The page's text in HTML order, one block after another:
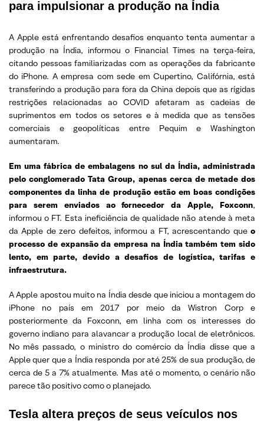
para impulsionar a produção na Índia
A Apple está enfrentando desafios enquanto tenta aumentar a
produção na Índia, informou o Financial Times na terça-feira,
citando pessoas familiarizadas com as operações da fabricante
do iPhone. A empresa com sede em Cupertino, Califórnia, está
transferindo a produção para fora da China depois que as rígidas
restrições relacionadas ao COVID afetaram as cadeias de
suprimentos em todos os setores e à medida que as tensões
comerciais e geopolíticas entre Pequim e Washington
aumentaram.
Em uma fábrica de embalagens no sul da Índia, administrada
pelo conglomerado Tata Group, apenas cerca de metade dos
componentes da linha de produção estão em boas condições
para serem enviados ao fornecedor da Apple, Foxconn,
informou o FT. Esta ineficiência de qualidade não atende à meta
da Apple de zero defeitos, informou a FT, acrescentando que o
processo de expansão da empresa na Índia também tem sido
lento, em parte, devido a desafios de logística, tarifas e
infraestrutura.
A Apple apostou muito na Índia desde que iniciou a montagem do
iPhone no país em 2017 por meio da Wistron Corp e
posteriormente da Foxconn, em linha com os interesses do
governo indiano para alavancar a produção local de eletrônicos.
No mês passado, o ministro do comércio da Índia disse que a
Apple quer que a Índia responda por até 25% de sua produção, de
cerca de 5 a 7% atualmente. Mas até o momento, o cenário não
parece tão positivo como o planejado.
Tesla altera preços de seus veículos nos